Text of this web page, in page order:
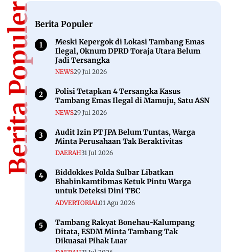
Berita PopulerBerita Populer
Meski Kepergok di Lokasi Tambang Emas
Ilegal, Oknum DPRD Toraja Utara Belum
Jadi Tersangka
NEWS29 Jul 2026
Polisi Tetapkan 4 Tersangka Kasus
Tambang Emas Ilegal di Mamuju, Satu ASN
NEWS29 Jul 2026
Audit Izin PT JPA Belum Tuntas, Warga
Minta Perusahaan Tak Beraktivitas
DAERAH31 Jul 2026
Biddokkes Polda Sulbar Libatkan
Bhabinkamtibmas Ketuk Pintu Warga
untuk Deteksi Dini TBC
ADVERTORIAL01 Agu 2026
Tambang Rakyat Bonehau-Kalumpang
Ditata, ESDM Minta Tambang Tak
Dikuasai Pihak Luar